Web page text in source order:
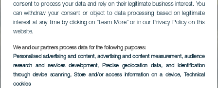
consent to process your data and rely on their legitimate business interest. You
can withdraw your consent or object to data processing based on legitimate
interest at any time by clicking on “Learn More” or in our Privacy Policy on this
website.
We and our partners process data for the following purposes:
Personalised advertising and content, advertising and content measurement, audience
research and services development, Precise geolocation data, and identification
through device scanning, Store and/or access information on a device, Technical
cookies